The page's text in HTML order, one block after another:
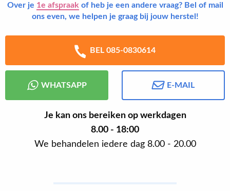
Over je 1e afspraak of heb je een andere vraag? Bel of mail
ons even, we helpen je graag bij jouw herstel!
BEL 085-0830614
WHATSAPP E-MAIL
Je kan ons bereiken op werkdagen
8.00 - 18:00
We behandelen iedere dag 8.00 - 20.00